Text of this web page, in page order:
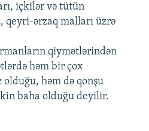
içkilər və tütün
qeyri-ərzaq malları üzrə
qiymətlərindən
həm bir çox
həm də qonşu
baha olduğu deyilir.